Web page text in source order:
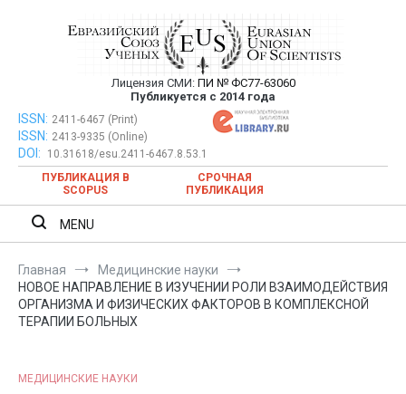
Евразийский Союз Ученых —
публикация научных статей в
ежемесячном научном журнале
Лицензия СМИ: ПИ № ФС77-63060
Публикуется с 2014 года
Евразийский Союз Ученых — публикация научных статей в
ежемесячном научном журнале
ISSN: 2411-6467 (Print)
ISSN: 2413-9335 (Online)
DOI:
10.31618/esu.2411-6467.8.53.1
ПУБЛИКАЦИЯ В
SCOPUS
СРОЧНАЯ
ПУБЛИКАЦИЯ
MENU
Главная
Медицинские науки
НОВОЕ НАПРАВЛЕНИЕ В ИЗУЧЕНИИ РОЛИ ВЗАИМОДЕЙСТВИЯ
ОРГАНИЗМА И ФИЗИЧЕСКИХ ФАКТОРОВ В КОМПЛЕКСНОЙ
ТЕРАПИИ БОЛЬНЫХ
МЕДИЦИНСКИЕ НАУКИ